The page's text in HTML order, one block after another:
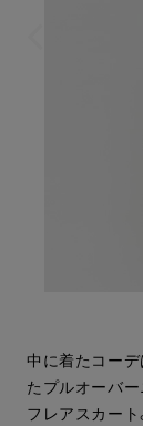
中に着たコー
たプルオーバ
フレアスカー